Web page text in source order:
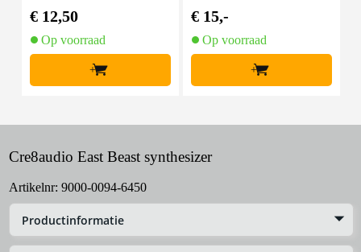
€ 12,50
Op voorraad
+
€ 15,-
Op voorraad
+
Cre8audio East Beast synthesizer
Artikelnr: 9000-0094-6450
Productinformatie